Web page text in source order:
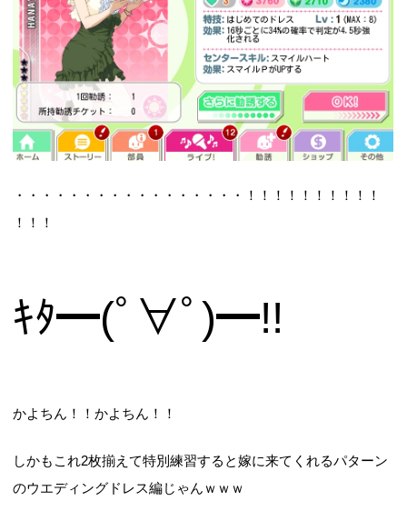
・・・・・・・・・・・・・・・・・！！！！！！！！！！
！！！
ｷﾀ━(ﾟ∀ﾟ)━!!
かよちん！！かよちん！！
しかもこれ2枚揃えて特別練習すると嫁に来てくれるパターン
のウエディングドレス編じゃんｗｗｗ